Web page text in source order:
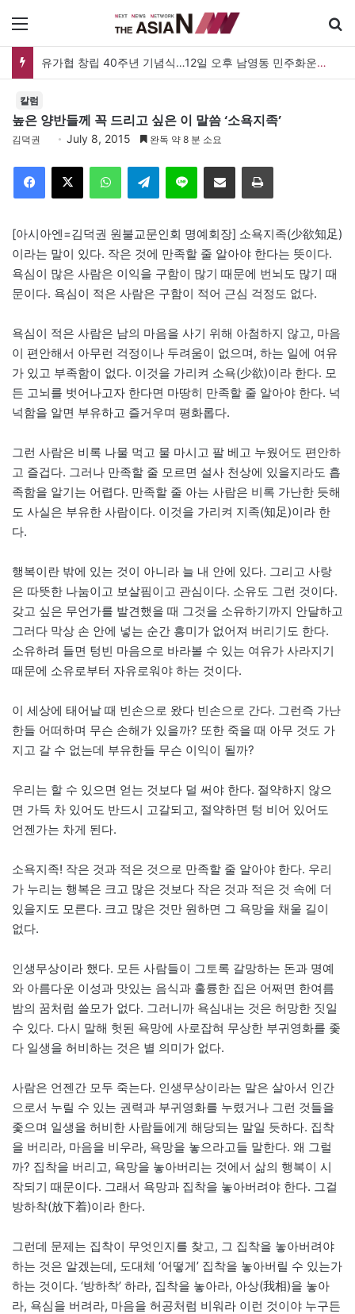
유가협 창립 40주년 기념식…12일 오후 남영동 민주화운동기념관
칼럼
높은 양반들께 꼭 드리고 싶은 이 말씀 ‘소욕지족’
김덕권 July 8, 2015 완독 약 8 분 소요
Telegram 이메일
[아시아엔=김덕권 원불교문인회 명예회장] 소욕지족(少欲知足)
이라는 말이 있다. 작은 것에 만족할 줄 알아야 한다는 뜻이다.
욕심이 많은 사람은 이익을 구함이 많기 때문에 번뇌도 많기 때
문이다. 욕심이 적은 사람은 구함이 적어 근심 걱정도 없다.
욕심이 적은 사람은 남의 마음을 사기 위해 아첨하지 않고, 마음
이 편안해서 아무런 걱정이나 두려움이 없으며, 하는 일에 여유
가 있고 부족함이 없다. 이것을 가리켜 소욕(少欲)이라 한다. 모
든 고뇌를 벗어나고자 한다면 마땅히 만족할 줄 알아야 한다. 넉
넉함을 알면 부유하고 즐거우며 평화롭다.
그런 사람은 비록 나물 먹고 물 마시고 팔 베고 누웠어도 편안하
고 즐겁다. 그러나 만족할 줄 모르면 설사 천상에 있을지라도 흡
족함을 알기는 어렵다. 만족할 줄 아는 사람은 비록 가난한 듯해
도 사실은 부유한 사람이다. 이것을 가리켜 지족(知足)이라 한
다.
행복이란 밖에 있는 것이 아니라 늘 내 안에 있다. 그리고 사랑
은 따뜻한 나눔이고 보살핌이고 관심이다. 소유도 그런 것이다.
갖고 싶은 무언가를 발견했을 때 그것을 소유하기까지 안달하고
그러다 막상 손 안에 넣는 순간 흥미가 없어져 버리기도 한다.
소유하려 들면 텅빈 마음으로 바라볼 수 있는 여유가 사라지기
때문에 소유로부터 자유로워야 하는 것이다.
이 세상에 태어날 때 빈손으로 왔다 빈손으로 간다. 그런즉 가난
한들 어떠하며 무슨 손해가 있을까? 또한 죽을 때 아무 것도 가
지고 갈 수 없는데 부유한들 무슨 이익이 될까?
우리는 할 수 있으면 얻는 것보다 덜 써야 한다. 절약하지 않으
면 가득 차 있어도 반드시 고갈되고, 절약하면 텅 비어 있어도
언젠가는 차게 된다.
소욕지족! 작은 것과 적은 것으로 만족할 줄 알아야 한다. 우리
가 누리는 행복은 크고 많은 것보다 작은 것과 적은 것 속에 더
있을지도 모른다. 크고 많은 것만 원하면 그 욕망을 채울 길이
없다.
인생무상이라 했다. 모든 사람들이 그토록 갈망하는 돈과 명예
와 아름다운 이성과 맛있는 음식과 훌륭한 집은 어쩌면 한여름
밤의 꿈처럼 쓸모가 없다. 그러니까 욕심내는 것은 허망한 짓일
수 있다. 다시 말해 헛된 욕망에 사로잡혀 무상한 부귀영화를 좇
다 일생을 허비하는 것은 별 의미가 없다.
사람은 언젠간 모두 죽는다. 인생무상이라는 말은 살아서 인간
으로서 누릴 수 있는 권력과 부귀영화를 누렸거나 그런 것들을
좇으며 일생을 허비한 사람들에게 해당되는 말일 듯하다. 집착
을 버리라, 마음을 비우라, 욕망을 놓으라고들 말한다. 왜 그럴
까? 집착을 버리고, 욕망을 놓아버리는 것에서 삶의 행복이 시
작되기 때문이다. 그래서 욕망과 집착을 놓아버려야 한다. 그걸
방하착(放下着)이라 한다.
그런데 문제는 집착이 무엇인지를 찾고, 그 집착을 놓아버려야
하는 것은 알겠는데, 도대체 ‘어떻게’ 집착을 놓아버릴 수 있는가
하는 것이다. ‘방하착’ 하라, 집착을 놓아라, 아상(我相)을 놓아
라, 욕심을 버려라, 마음을 허공처럼 비워라 이런 것이야 누구든